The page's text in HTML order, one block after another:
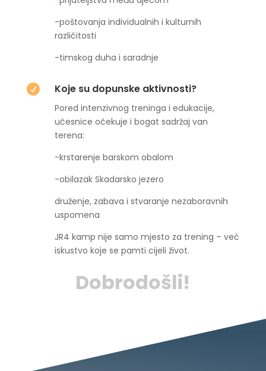
-poštovanja individualnih i kulturnih
različitosti
-timskog duha i saradnje
 Koje su dopunske aktivnosti?
Pored intenzivnog treninga i edukacije,
učesnice očekuje i bogat sadržaj van
terena:
-krstarenje barskom obalom
-obilazak Skadarsko jezero
druženje, zabava i stvaranje nezaboravnih
uspomena
JR4 kamp nije samo mjesto za trening – već
iskustvo koje se pamti cijeli život.
Dobrodošli!